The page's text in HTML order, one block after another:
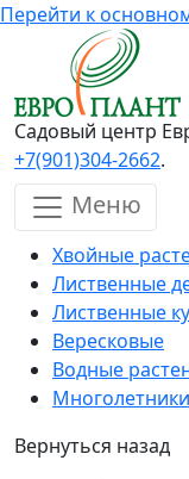
Перейти к
Садовый центр
+7(901)304-2662.
Меню
Хвойные
Лиственные
Лиственные
Вересковые
Водные
Многолетники
Вернуться назад